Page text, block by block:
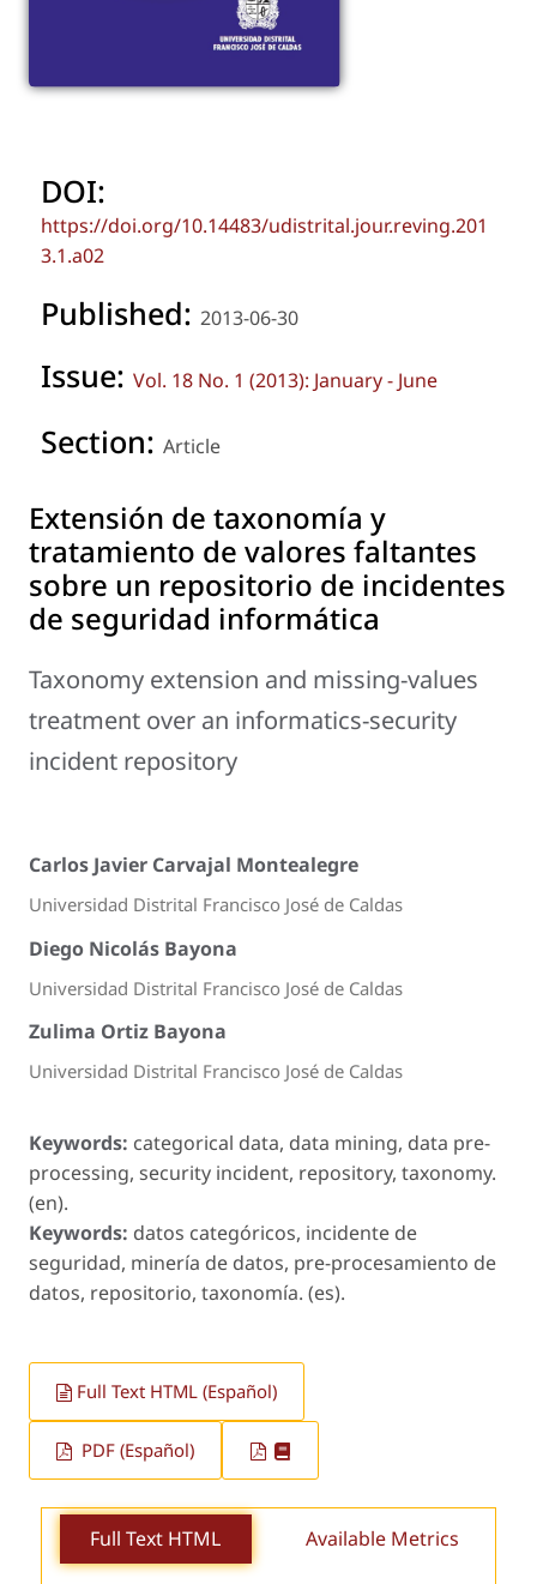
DOI:
https://doi.org/10.14483/udistrital.jour.reving.201
3.1.a02
Published: 2013-06-30
Issue: Vol. 18 No. 1 (2013): January - June
Section: Article
Extensión de taxonomía y
tratamiento de valores faltantes
sobre un repositorio de incidentes
de seguridad informática
Taxonomy extension and missing-values
treatment over an informatics-security
incident repository
Carlos Javier Carvajal Montealegre
Universidad Distrital Francisco José de Caldas
Diego Nicolás Bayona
Universidad Distrital Francisco José de Caldas
Zulima Ortiz Bayona
Universidad Distrital Francisco José de Caldas
Keywords: categorical data, data mining, data pre-
processing, security incident, repository, taxonomy.
(en).
Keywords: datos categóricos, incidente de
seguridad, minería de datos, pre-procesamiento de
datos, repositorio, taxonomía. (es).
Full Text HTML (Español)
PDF (Español)
Full Text HTML Available Metrics